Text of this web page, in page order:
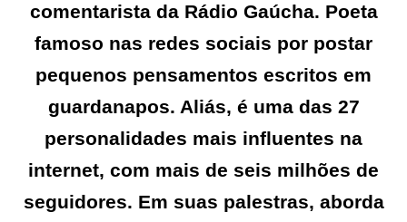
comentarista da Rádio Gaúcha. Poeta
famoso nas redes sociais por postar
pequenos pensamentos escritos em
guardanapos. Aliás, é uma das 27
personalidades mais influentes na
internet, com mais de seis milhões de
seguidores. Em suas palestras, aborda